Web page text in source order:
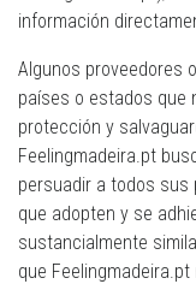
información
Algunos proveedores
países o estados que
protección y
Feelingmadeira.pt
persuadir a todos sus
que adopten y se
sustancialmente
que